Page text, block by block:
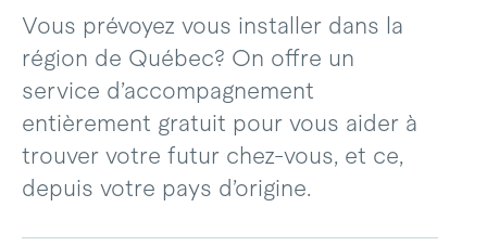
Vous prévoyez vous installer dans la
région de Québec? On offre un
service d’accompagnement
entièrement gratuit pour vous aider à
trouver votre futur chez-vous, et ce,
depuis votre pays d’origine.